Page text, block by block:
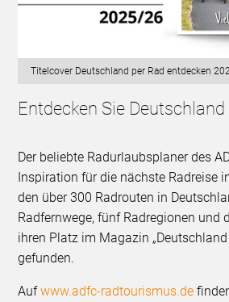
Titelcover Deutschland per Rad entdecken
Entdecken Sie Deutschland
Der beliebte Radurlaubsplaner des
Inspiration für die nächste Radreise
den über 300 Radrouten in
Radfernwege, fünf Radregionen und
ihren Platz im Magazin „Deutschland
gefunden.
Aufwww.adfc-radtourismus.de